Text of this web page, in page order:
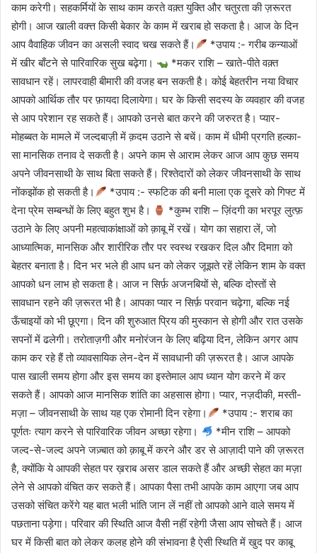
काम करेगी। सहकर्मियों के साथ काम करते वक़्त युक्ति और चतुरता की ज़रूरत
होगी। आज खाली वक्त्त किसी बेकार के काम में खराब हो सकता है। आज के दिन
आप वैवाहिक जीवन का असली स्वाद चख सकते हैं।
*उपाय :- गरीब कन्याओं
में खीर बाँटने से पारिवारिक सुख बढ़ेगा।
*मकर राशि – खाते-पीते वक़्त
सावधान रहें। लापरवाही बीमारी की वजह बन सकती है। कोई बेहतरीन नया विचार
आपको आर्थिक तौर पर फ़ायदा दिलायेगा। घर के किसी सदस्य के व्यवहार की वजह
से आप परेशान रह सकते हैं। आपको उनसे बात करने की जरुरत है। प्यार-
मोहब्बत के मामले में जल्दबाज़ी में क़दम उठाने से बचें। काम में धीमी प्रगति हल्का-
सा मानसिक तनाव दे सकती है। अपने काम से आराम लेकर आज आप कुछ समय
अपने जीवनसाथी के साथ बिता सकते हैं। रिश्तेदारों को लेकर जीवनसाथी के साथ
नोंकझोंक हो सकती है।
*उपाय :- स्फटिक की बनी माला एक दूसरे को गिफ्ट में
देना प्रेम सम्बन्धों के लिए बहुत शुभ है।
*कुम्भ राशि – ज़िंदगी का भरपूर लुत्फ़
उठाने के लिए अपनी महत्वाकांक्षाओं को क़ाबू में रखें। योग का सहारा लें, जो
आध्यात्मिक, मानसिक और शारीरिक तौर पर स्वस्थ रखकर दिल और दिमाग़ को
बेहतर बनाता है। दिन भर भले ही आप धन को लेकर जूझते रहें लेकिन शाम के वक्त
आपको धन लाभ हो सकता है। आज न सिर्फ़ अजनबियों से, बल्कि दोस्तों से
सावधान रहने की ज़रूरत भी है। आपका प्यार न सिर्फ़ परवान चढ़ेगा, बल्कि नई
ऊँचाइयों को भी छूएगा। दिन की शुरुआत प्रिय की मुस्कान से होगी और रात उसके
सपनों में ढलेगी। तरोताज़गी और मनोरंजन के लिए बढ़िया दिन, लेकिन अगर आप
काम कर रहे हैं तो व्यावसायिक लेन-देन में सावधानी की ज़रूरत है। आज आपके
पास खाली समय होगा और इस समय का इस्तेमाल आप ध्यान योग करने में कर
सकते हैं। आपको आज मानसिक शांति का अहसास होगा। प्यार, नज़दीकी, मस्ती-
मज़ा – जीवनसाथी के साथ यह एक रोमानी दिन रहेगा।
*उपाय :- शराब का
पूर्णतः त्याग करने से पारिवारिक जीवन अच्छा रहेगा।
*मीन राशि – आपको
जल्द-से-जल्द अपने जज़्बात को क़ाबू में करने और डर से आज़ादी पाने की ज़रूरत
है, क्योंकि ये आपकी सेहत पर ख़राब असर डाल सकते हैं और अच्छी सेहत का मज़ा
लेने से आपको वंचित कर सकते हैं। आपका पैसा तभी आपके काम आएगा जब आप
उसको संचित करेंगे यह बात भली भांति जान लें नहीं तो आपको आने वाले समय में
पछताना पड़ेगा। परिवार की स्थिति आज वैसी नहीं रहेगी जैसा आप सोचते हैं। आज
घर में किसी बात को लेकर कलह होने की संभावना है ऐसी स्थिति में खुद पर काबू